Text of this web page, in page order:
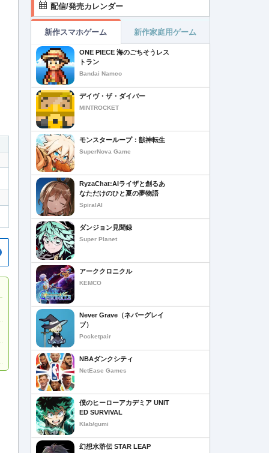
配信/発売カレンダー
新作スマホゲーム 新作家庭用ゲーム
ONE PIECE 海のごちそうレス
トラン
Bandai Namco
デイヴ・ザ・ダイバー
MINTROCKET
モンスターループ：獣神転生
SuperNova Game
RyzaChat:AIライザと創るあ
なただけのひと夏の夢物語
SpiralAI
ダンジョン見聞録
Super Planet
アーククロニクル
KEMCO
Never Grave（ネバーグレイ
ブ）
Pocketpair
NBAダンクシティ
NetEase Games
僕のヒーローアカデミア UNIT
ED SURVIVAL
Klab/gumi
幻想水滸伝 STAR LEAP